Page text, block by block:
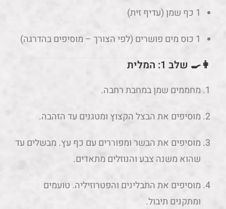
1 כף שמן (עדיף זית)
1 כוס מים פושרים (לפי הצורך – מוסיפים בהדרגה)
👩‍🍳 שלב 1: המלית
מחממים שמן במחבת רחבה.
מוסיפים את הבצל הקצוץ ומטגנים עד הזהבה.
מוסיפים את הבשר ומפוררים עם כף עץ. מבשלים עד
שהוא משנה צבע והנוזלים מתאדים.
מוסיפים את התבלינים והפטרוזיליה. טועמים
ומתקנים תיבול.